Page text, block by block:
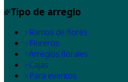
Tipo de arreglo
Ramos de flores
Floreros
Arreglos florales
Cajas
Para eventos